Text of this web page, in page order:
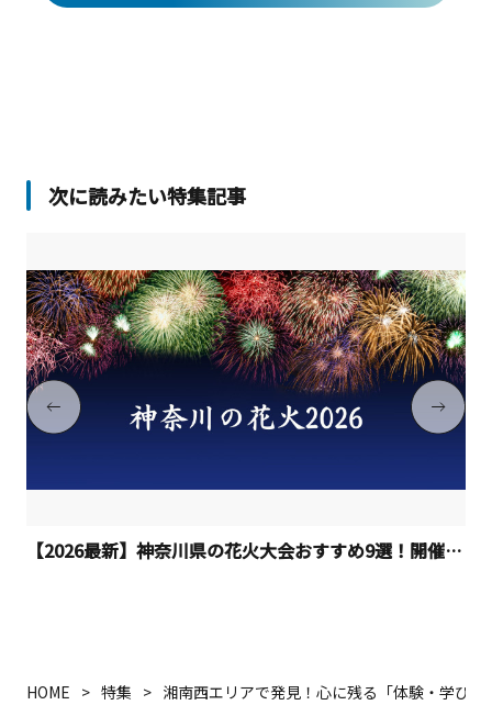
次に読みたい特集記事
【2026最新】神奈川県の花火大会おすすめ9選！開催日程
HOME 特集 湘南西エリアで発見！心に残る「体験・学び」